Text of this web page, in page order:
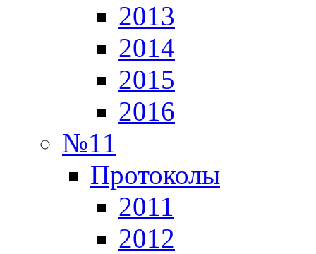
2013
2014
2015
2016
№11
Протоколы
2011
2012